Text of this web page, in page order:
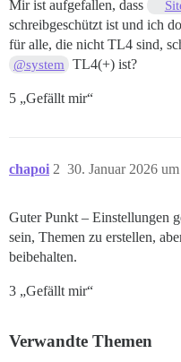
Mir ist aufgefallen, dass
schreibgeschützt ist und ich
für alle, die nicht TL4 sind,
@system TL4(+) ist?
5 „Gefällt mir“
chapoi 30. Januar 2026
2
Guter Punkt – Einstellungen
sein, Themen zu erstellen,
beibehalten.
3 „Gefällt mir“
Verwandte Themen